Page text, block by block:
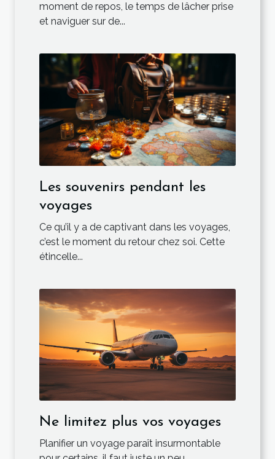
moment de repos, le temps de lâcher prise
et naviguer sur de...
Les souvenirs pendant les
voyages
Ce qu’il y a de captivant dans les voyages,
c’est le moment du retour chez soi. Cette
étincelle...
Ne limitez plus vos voyages
Planifier un voyage paraît insurmontable